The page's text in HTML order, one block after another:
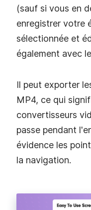
(sauf si vous en
enregistrer votre
sélectionnée et
également avec
Il peut exporter
MP4, ce qui
convertisseurs
passe pendant
évidence les
la navigation.